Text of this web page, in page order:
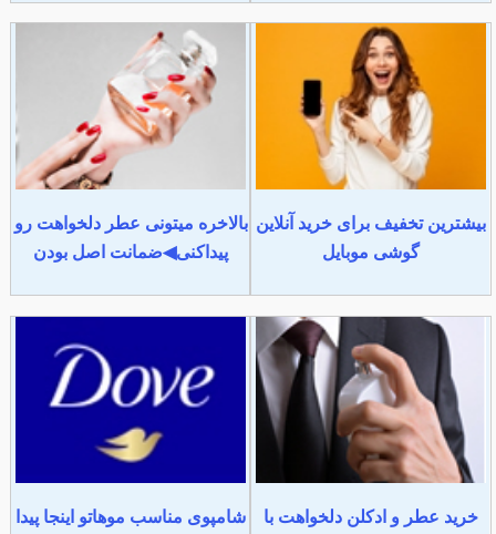
بیشترین تخفیف برای خرید آنلاین
گوشی موبایل
بالاخره میتونی عطر دلخواهت رو
پیداکنی◀ضمانت اصل بودن
خرید عطر و ادکلن دلخواهت با
شامپوی مناسب موهاتو اینجا پیدا